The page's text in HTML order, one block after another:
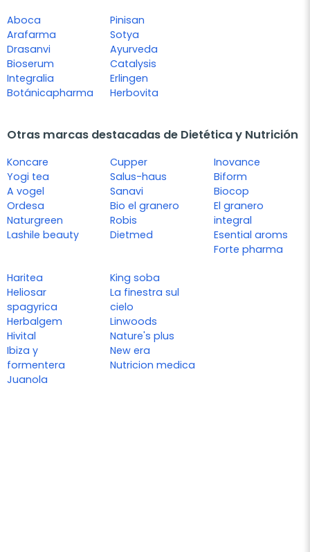
Aboca
Arafarma
Drasanvi
Bioserum
Integralia
Botánicapharma
Pinisan
Sotya
Ayurveda
Catalysis
Erlingen
Herbovita
Otras marcas destacadas de Dietética y Nutrición
Koncare
Yogi tea
A vogel
Ordesa
Naturgreen
Lashile beauty
Cupper
Salus-haus
Sanavi
Bio el granero
Robis
Dietmed
Inovance
Biform
Biocop
El granero
integral
Esential aroms
Forte pharma
Haritea
Heliosar
spagyrica
Herbalgem
Hivital
Ibiza y
formentera
Juanola
King soba
La finestra sul
cielo
Linwoods
Nature's plus
New era
Nutricion medica